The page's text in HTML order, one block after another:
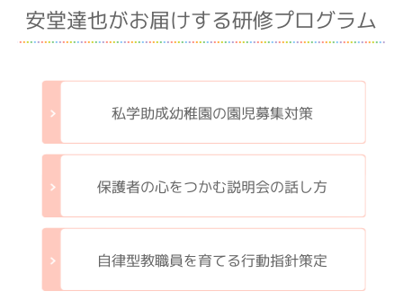
安堂達也がお届けする研修プログラム
私学助成幼稚園の園児募集対策
保護者の心をつかむ説明会の話し方
自律型教職員を育てる行動指針策定